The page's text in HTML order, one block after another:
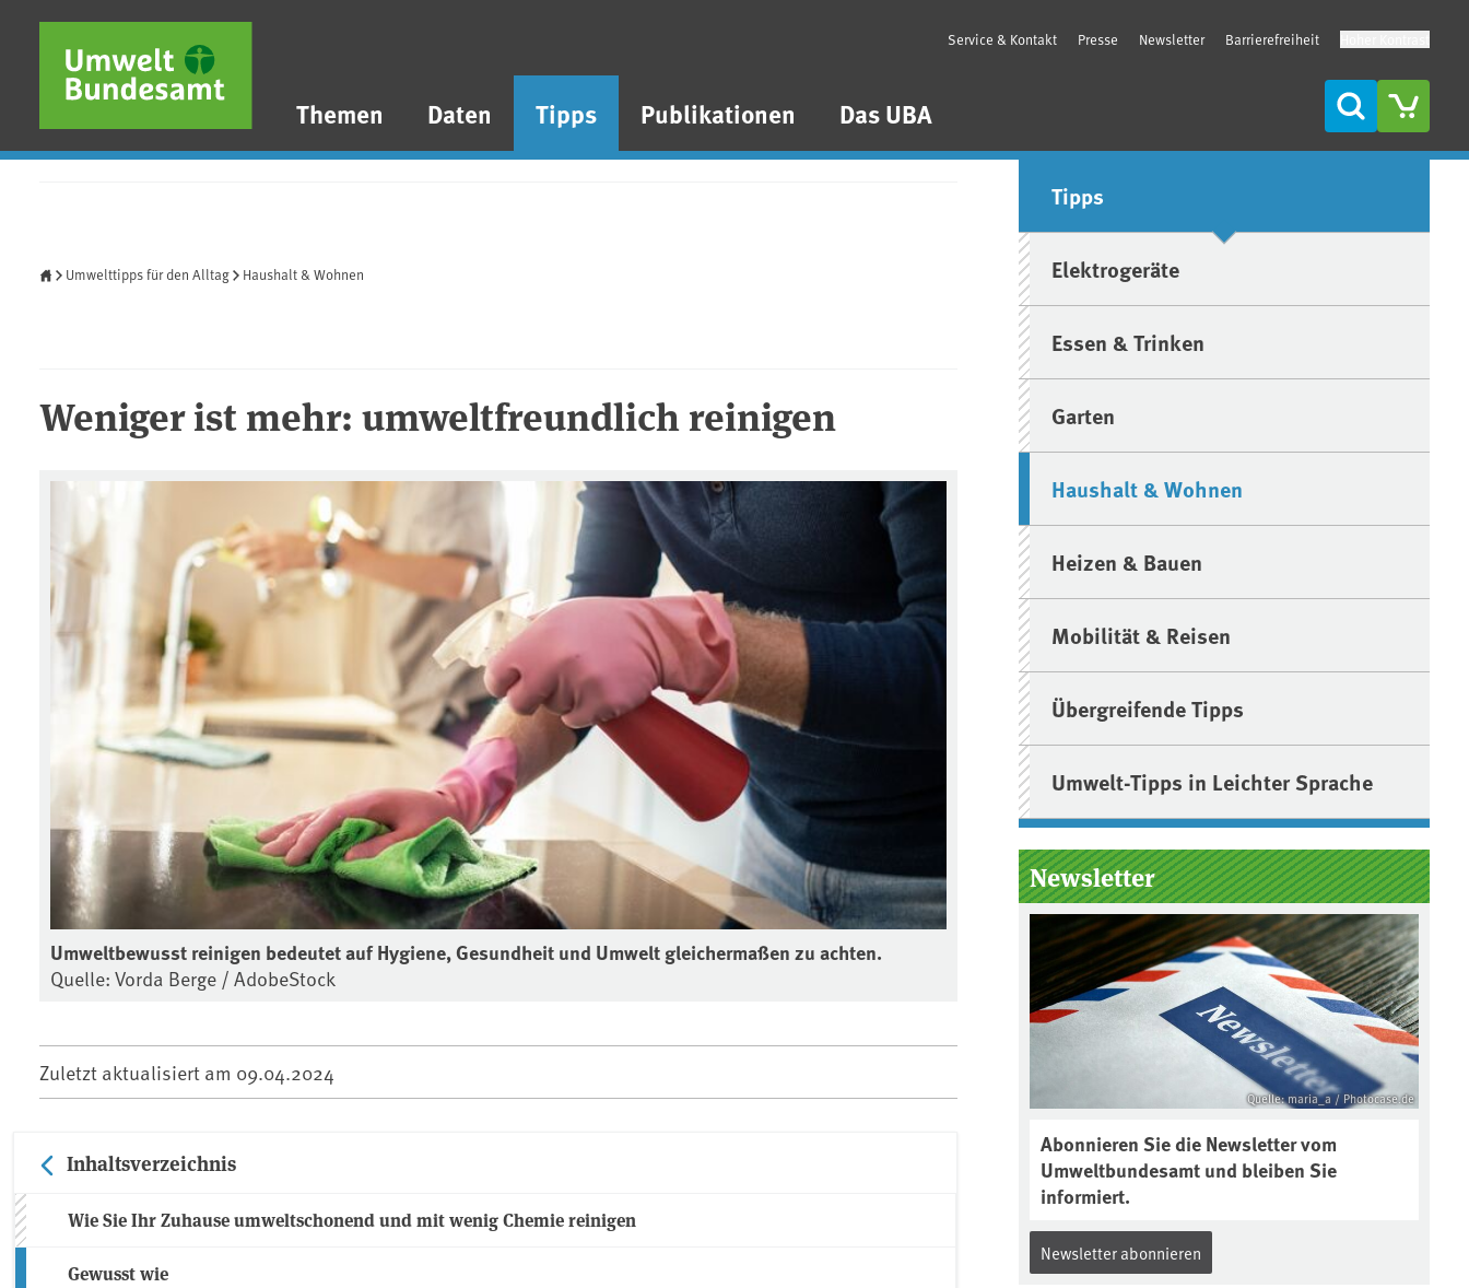
Direkt zum Inhalt
Direkt zum Hauptmenü
Direkt zur Fußzeile
Themen Daten Tipps Publikationen Das UBA
Service & Kontakt Presse Newsletter Barrierefreiheit
Suche
Umwelttipps für den Alltag Haushalt & Wohnen
Weniger ist mehr: umweltfreundlich reinigen
Umweltbewusst reinigen bedeutet auf Hygiene, Gesundheit und Umwelt gleichermaßen zu achten.
Quelle: Vorda Berge / AdobeStock
Zuletzt aktualisiert am 09.04.2024
Inhaltsverzeichnis
Wie Sie Ihr Zuhause umweltschonend und mit wenig Chemie reinigen
Gewusst wie
Seitenleiste
Tipps
Elektrogeräte
Essen & Trinken
Garten
Haushalt & Wohnen
Heizen & Bauen
Mobilität & Reisen
Übergreifende Tipps
Umwelt-Tipps in Leichter Sprache
Newsletter
Quelle: maria_a / Photocase.de
Abonnieren Sie die Newsletter vom
Umweltbundesamt und bleiben Sie
informiert.
Newsletter abonnieren